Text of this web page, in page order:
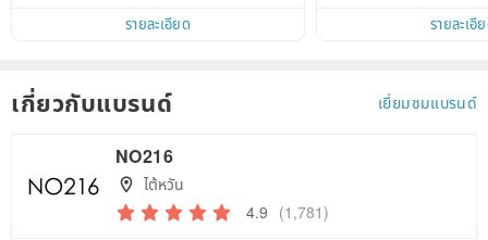
within 7 days!
รายละเอียด
รายละเอี
เกี่ยวกับแบรนด์ เยี่ยมชมแบรนด์
NO216
ไต้หวัน
4.9 (1,781)